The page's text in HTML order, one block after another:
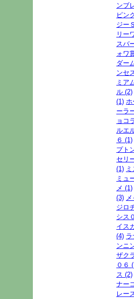
ンブ
ピン
ジー
リー
スバ
ォワ
ダー
ンセ
ミア
ル (2)
(1) ホ
ーラ
ョコ
ルエ
６ (1)
プト
セリ
(1)
ミュ
メ (1)
(3)
ジロ
シス
イス
(4)
ンニ
ザク
０６
ス (2)
ナー
レー